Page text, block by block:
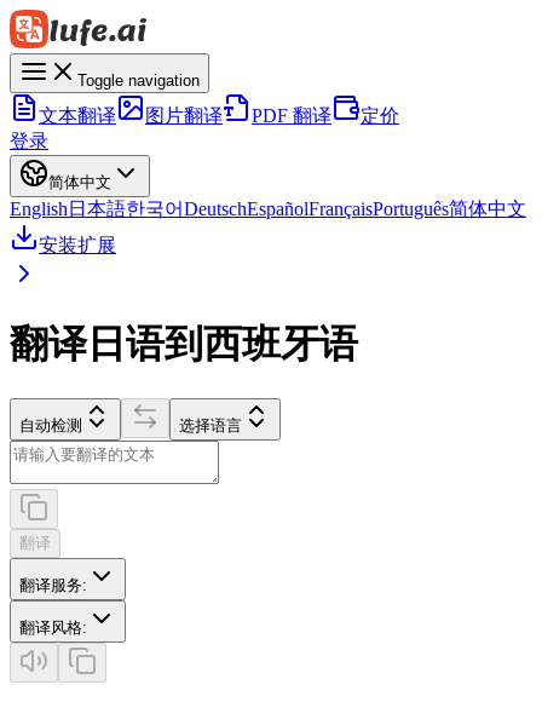
Toggle navigation
文本翻译 图片翻译 PDF 翻译
定价
登录
简体中文
English 日本語한국어DeutschEspañolFrançaisPortuguês简体中文
安装扩展
翻译日语到西班牙语
自动检测 选择语言
翻译
翻译服务:
翻译风格: